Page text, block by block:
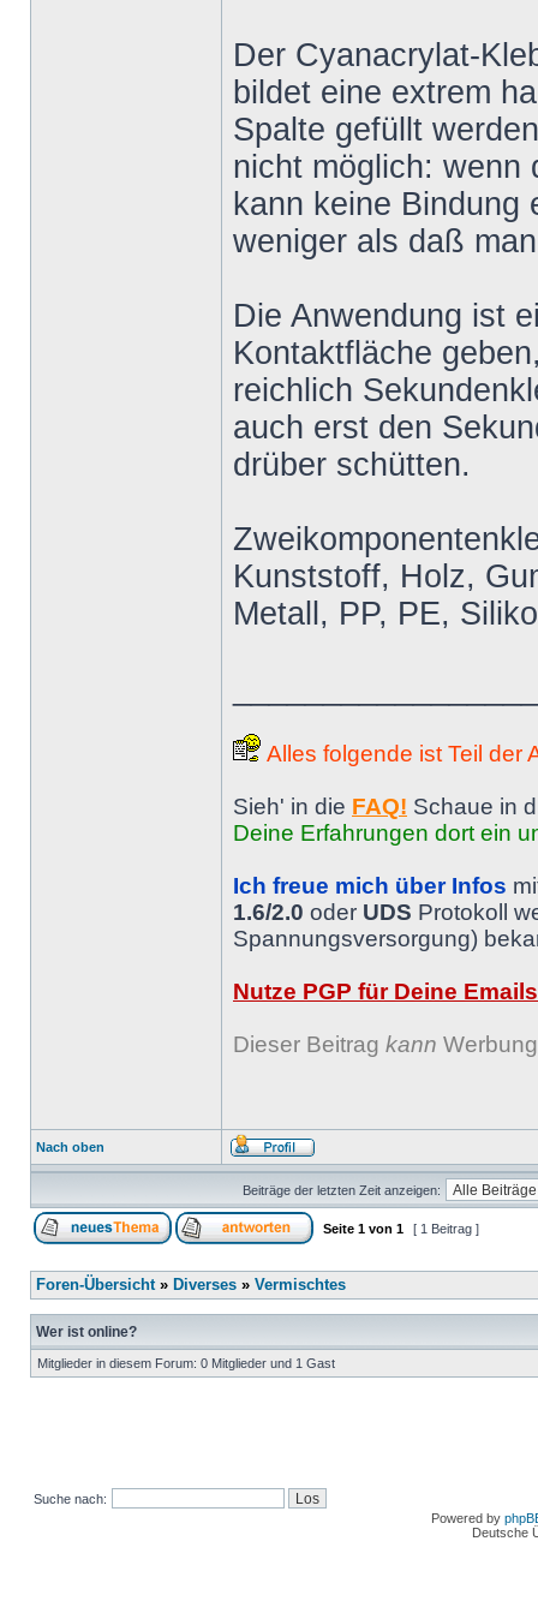
Der Cyanacrylat-
bildet eine extrem
Spalte gefüllt
nicht möglich: wenn
kann keine Bindung
weniger als daß
Die Anwendung ist
Kontaktfläche
reichlich
auch erst den
drüber schütten.
Kunststoff, Holz,
Metall, PP, PE,
Alles folgende ist Teil der
Sieh' in die FAQ! Schaue in
Deine Erfahrungen dort ein
Ich freue mich über Infos
1.6/2.0 oder UDS Protokoll
Spannungsversorgung)
Nutze PGP für Deine
Dieser Beitrag kann
Nach oben
Beiträge der letzten Zeit anzeigen:
Seite 1 von 1 [ 1 Beitrag ]
Foren-Übersicht» Diverses » Vermischtes
Wer ist online?
Mitglieder in diesem Forum: 0 Mitglieder und 1 Gast
Suche nach:
Powered by
Deutsche